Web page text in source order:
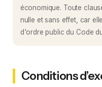
économique. Toute
nulle et sans effet, car
d'ordre public du Code
Conditions